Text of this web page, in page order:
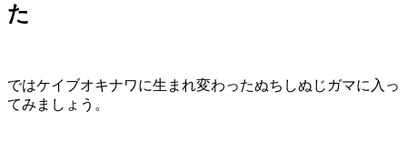
た
ではケイブオキナワに生まれ変わったぬちしぬじガマに入っ
てみましょう。